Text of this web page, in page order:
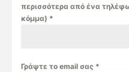
περισσότερα από ένα
κόμμα) *
Γράψτε το email σας *